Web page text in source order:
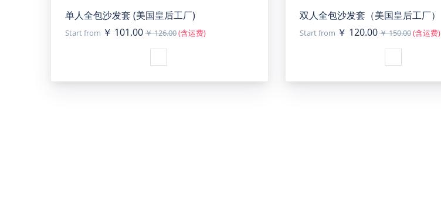
单人全包沙发套 (美国皇后工厂)
Start from ￥ 101.00￥ 126.00(含运费)
双人全包沙发套（美国皇后工厂）
Start from ￥ 120.00￥ 150.00(含运费)